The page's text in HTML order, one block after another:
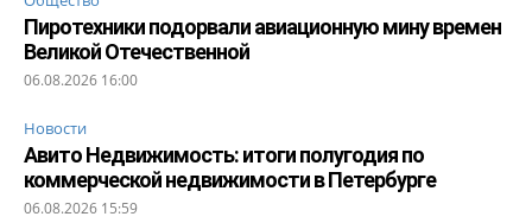
Пиротехники подорвали авиационную мину времен
Великой Отечественной
06.08.2026 16:00
Новости
Авито Недвижимость: итоги полугодия по
коммерческой недвижимости в Петербурге
06.08.2026 15:59